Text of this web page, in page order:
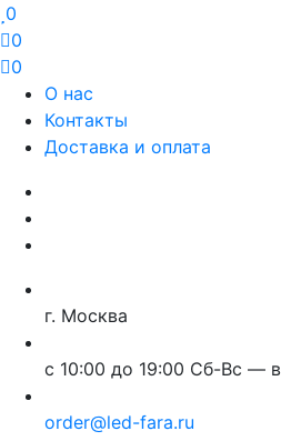
0
0
0
О нас
Контакты
Доставка и оплата
г. Москва
с 10:00 до 19:00 Сб-Вс —
order@led-fara.ru